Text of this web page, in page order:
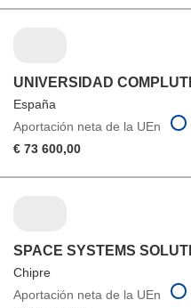
UNIVERSIDAD
España
Aportación neta de la UEn
€ 73 600,00
SPACE SYSTEMS
Chipre
Aportación neta de la UEn